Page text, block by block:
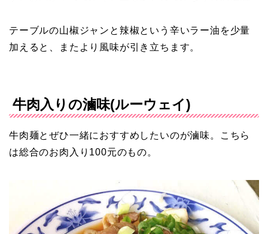
テーブルの山椒ジャンと辣椒という辛いラー油を少量
加えると、またより風味が引き立ちます。
牛肉入りの滷味(ルーウェイ)
牛肉麺とぜひ一緒におすすめしたいのが滷味。こちら
は総合のお肉入り100元のもの。